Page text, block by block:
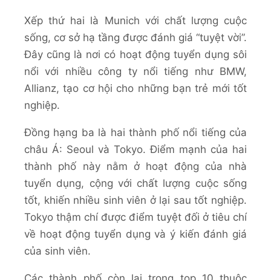
Xếp thứ hai là Munich với chất lượng cuộc
sống, cơ sở hạ tầng được đánh giá “tuyệt vời”.
Đây cũng là nơi có hoạt động tuyển dụng sôi
nổi với nhiều công ty nổi tiếng như BMW,
Allianz, tạo cơ hội cho những bạn trẻ mới tốt
nghiệp.
Đồng hạng ba là hai thành phố nổi tiếng của
châu Á: Seoul và Tokyo. Điểm mạnh của hai
thành phố này nằm ở hoạt động của nhà
tuyển dụng, cộng với chất lượng cuộc sống
tốt, khiến nhiều sinh viên ở lại sau tốt nghiệp.
Tokyo thậm chí được điểm tuyệt đối ở tiêu chí
về hoạt động tuyển dụng và ý kiến đánh giá
của sinh viên.